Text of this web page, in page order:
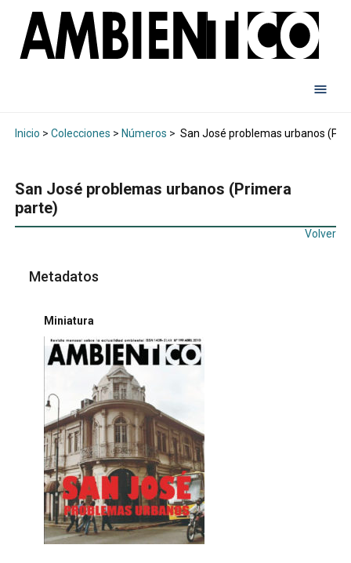
Inicio > Colecciones > Números > San José problemas urbanos
San José problemas urbanos (Primera
parte)
Volver
Metadatos
Miniatura